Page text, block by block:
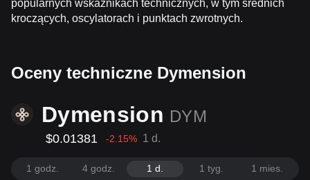
popularnych wskaźnikach technicznych, w tym średnich
kroczących, oscylatorach i punktach zwrotnych.
Oceny techniczne Dymension
Dymension DYM
$0.01381 -2.15% 1 d.
1 godz. 4 godz. 1 d. 1 tyg. 1 mies.